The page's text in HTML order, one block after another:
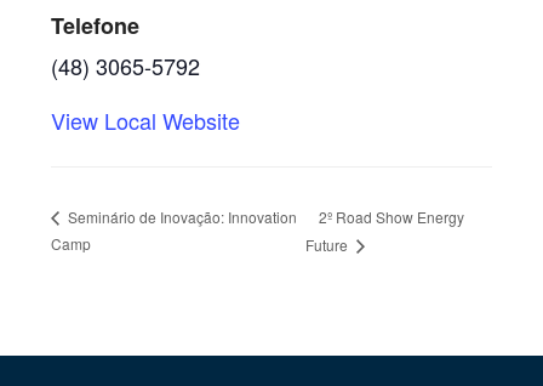
Telefone
(48) 3065-5792
View Local Website
Seminário de Inovação: Innovation
Camp
2º Road Show Energy
Future